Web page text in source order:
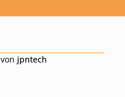
von jpntech